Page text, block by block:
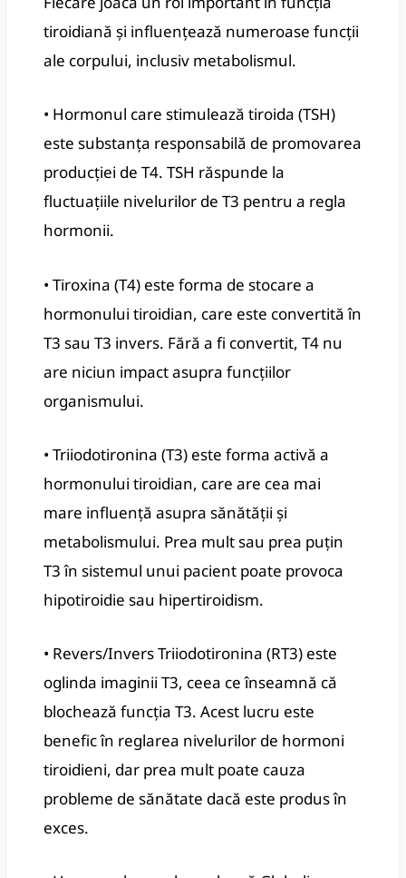
tiroidiană și influențează numeroase funcții
ale corpului, inclusiv metabolismul.
• Hormonul care stimulează tiroida (TSH)
este substanța responsabilă de promovarea
producției de T4. TSH răspunde la
fluctuațiile nivelurilor de T3 pentru a regla
hormonii.
• Tiroxina (T4) este forma de stocare a
hormonului tiroidian, care este convertită în
T3 sau T3 invers. Fără a fi convertit, T4 nu
are niciun impact asupra funcțiilor
organismului.
• Triiodotironina (T3) este forma activă a
hormonului tiroidian, care are cea mai
mare influență asupra sănătății și
metabolismului. Prea mult sau prea puțin
T3 în sistemul unui pacient poate provoca
hipotiroidie sau hipertiroidism.
• Revers/Invers Triiodotironina (RT3) este
oglinda imaginii T3, ceea ce înseamnă că
blochează funcția T3. Acest lucru este
benefic în reglarea nivelurilor de hormoni
tiroidieni, dar prea mult poate cauza
probleme de sănătate dacă este produs în
exces.